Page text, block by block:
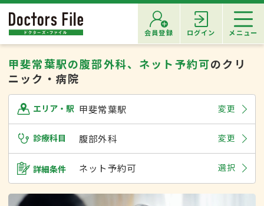
会員登録 ログイン メニュー
甲斐常葉駅の腹部外科、ネット予約可のクリ
ニック・病院
エリア・駅 甲斐常葉駅 変更
診療科目 腹部外科 変更
詳細条件 ネット予約可 選択